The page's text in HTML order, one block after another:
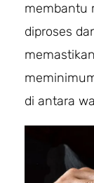
membantu
diproses
di antara